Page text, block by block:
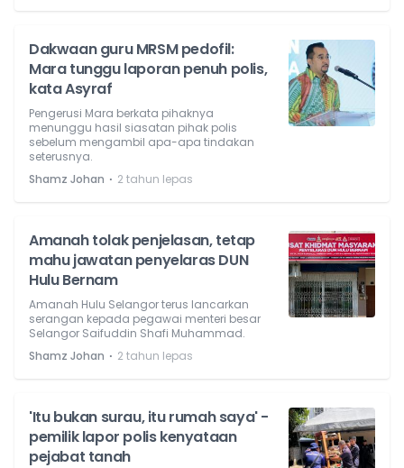
Dakwaan guru MRSM pedofil:
Mara tunggu laporan penuh polis,
kata Asyraf
Pengerusi Mara berkata pihaknya
menunggu hasil siasatan pihak polis
sebelum mengambil apa-apa tindakan
seterusnya.
Shamz Johan ⋅ 2 tahun lepas
Amanah tolak penjelasan, tetap
mahu jawatan penyelaras DUN
Hulu Bernam
Amanah Hulu Selangor terus lancarkan
serangan kepada pegawai menteri besar
Selangor Saifuddin Shafi Muhammad.
Shamz Johan ⋅ 2 tahun lepas
'Itu bukan surau, itu rumah saya' -
pemilik lapor polis kenyataan
pejabat tanah